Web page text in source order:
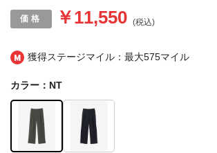
獲得ステージマイル：最大575マイル
￥11,550 (税込)
カラー：NT